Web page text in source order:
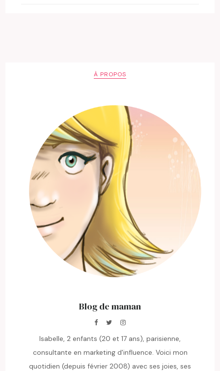
À PROPOS
Blog de maman
Isabelle, 2 enfants (20 et 17 ans), parisienne,
consultante en marketing d'influence. Voici mon
quotidien (depuis février 2008) avec ses joies, ses